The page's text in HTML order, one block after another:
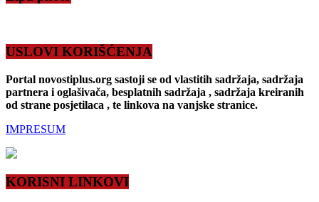
USLOVI KORIŠĆENJA
Portal novostiplus.org sastoji se od vlastitih sadržaja, sadržaja
partnera i oglašivača, besplatnih sadržaja , sadržaja kreiranih
od strane posjetilaca , te linkova na vanjske stranice.
IMPRESUM
KORISNI LINKOVI